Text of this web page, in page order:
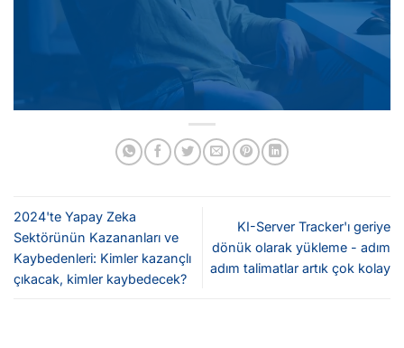
2024'te Yapay Zeka
Sektörünün Kazananları ve
Kaybedenleri: Kimler kazançlı
çıkacak, kimler kaybedecek?
KI-Server Tracker'ı geriye
dönük olarak yükleme - adım
adım talimatlar artık çok kolay